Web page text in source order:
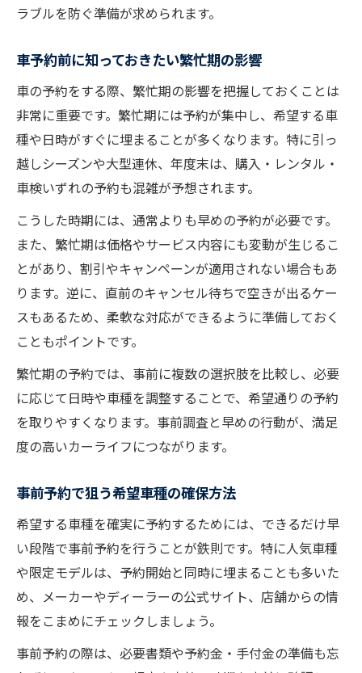
ラブルを防ぐ準備が求められます。
車予約前に知っておきたい繁忙期の影響
車の予約をする際、繁忙期の影響を把握しておくことは
非常に重要です。繁忙期には予約が集中し、希望する車
種や日時がすぐに埋まることが多くなります。特に引っ
越しシーズンや大型連休、年度末は、購入・レンタル・
車検いずれの予約も混雑が予想されます。
こうした時期には、通常よりも早めの予約が必要です。
また、繁忙期は価格やサービス内容にも変動が生じるこ
とがあり、割引やキャンペーンが適用されない場合もあ
ります。逆に、直前のキャンセル待ちで空きが出るケー
スもあるため、柔軟な対応ができるように準備しておく
こともポイントです。
繁忙期の予約では、事前に複数の選択肢を比較し、必要
に応じて日時や車種を調整することで、希望通りの予約
を取りやすくなります。事前調査と早めの行動が、満足
度の高いカーライフにつながります。
事前予約で狙う希望車種の確保方法
希望する車種を確実に予約するためには、できるだけ早
い段階で事前予約を行うことが鉄則です。特に人気車種
や限定モデルは、予約開始と同時に埋まることも多いた
め、メーカーやディーラーの公式サイト、店舗からの情
報をこまめにチェックしましょう。
事前予約の際は、必要書類や予約金・手付金の準備も忘